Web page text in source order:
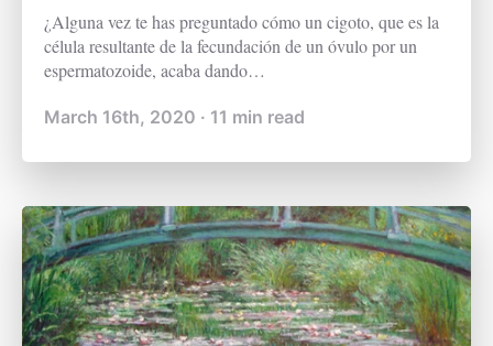
¿Alguna vez te has preguntado cómo un cigoto, que es la
célula resultante de la fecundación de un óvulo por un
espermatozoide, acaba dando…
March 16th, 2020 · 11 min read